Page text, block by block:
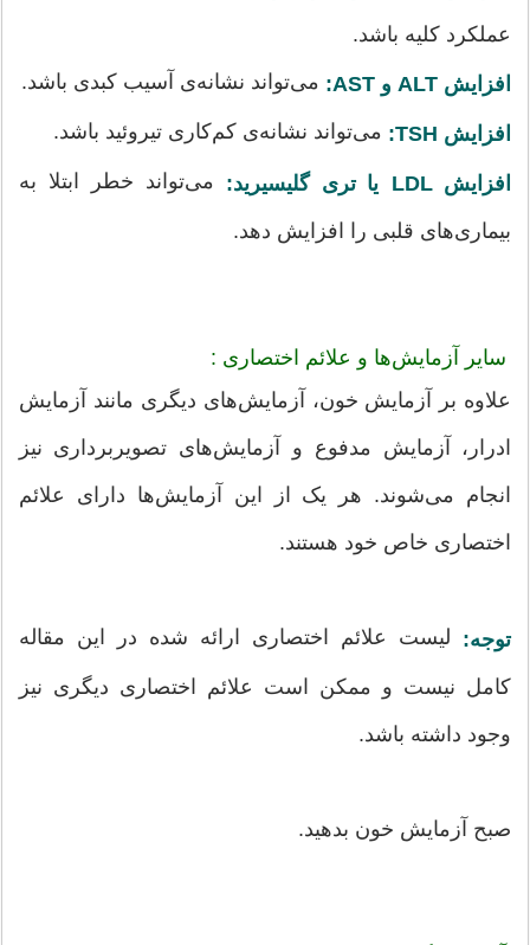
عملکرد کلیه باشد.
افزایش ALT و AST: می‌تواند نشانه‌ی آسیب کبدی باشد.
افزایش TSH: می‌تواند نشانه‌ی کم‌کاری تیروئید باشد.
افزایش LDL یا تری گلیسیرید: می‌تواند خطر ابتلا به
بیماری‌های قلبی را افزایش دهد.
سایر آزمایش‌ها و علائم اختصاری :
علاوه بر آزمایش خون، آزمایش‌های دیگری مانند آزمایش
ادرار، آزمایش مدفوع و آزمایش‌های تصویربرداری نیز
انجام می‌شوند. هر یک از این آزمایش‌ها دارای علائم
اختصاری خاص خود هستند.
توجه: لیست علائم اختصاری ارائه شده در این مقاله
کامل نیست و ممکن است علائم اختصاری دیگری نیز
وجود داشته باشد.
صبح آزمایش خون بدهید.